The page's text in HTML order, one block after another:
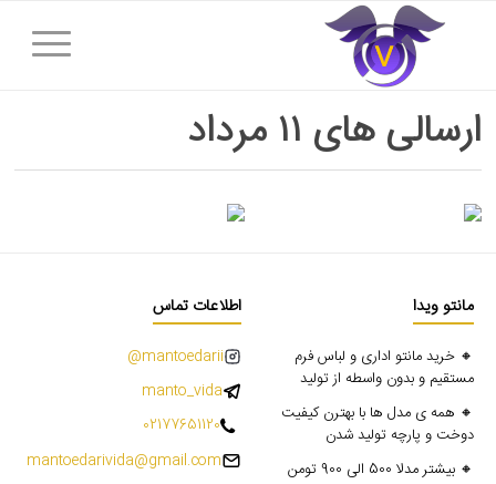
ارسالی های ۱۱ مرداد
مانتو ویدا
🔸 خرید مانتو اداری و لباس فرم
مستقیم و بدون واسطه از تولید
🔸 همه ی مدل ها با بهترن کیفیت
دوخت و پارچه تولید شدن
🔸 بیشتر مدلا 500 الی 900 تومن
اطلاعات تماس
mantoedarii@
manto_vida
02177651120
mantoedarivida@gmail.com